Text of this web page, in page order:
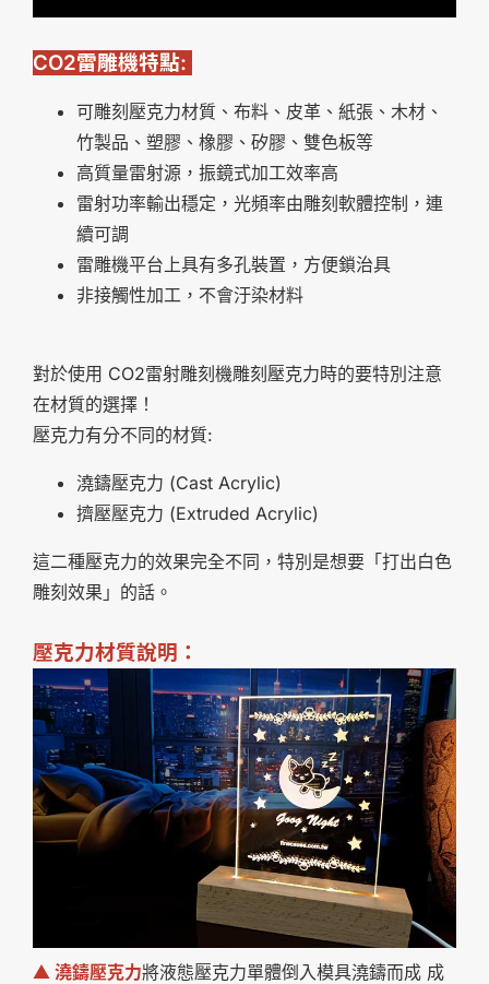
CO2雷雕機特點:
可雕刻壓克力材質、布料、皮革、紙張、木材、
竹製品、塑膠、橡膠、矽膠、雙色板等
高質量雷射源，振鏡式加工效率高
雷射功率輸出穩定，光頻率由雕刻軟體控制，連
續可調
雷雕機平台上具有多孔裝置，方便鎖治具
非接觸性加工，不會汙染材料
對於使用 CO2雷射雕刻機雕刻壓克力時的要特別注意
在材質的選擇！
壓克力有分不同的材質:
澆鑄壓克力 (Cast Acrylic)
擠壓壓克力 (Extruded Acrylic)
這二種壓克力的效果完全不同，特別是想要「打出白色
雕刻效果」的話。
壓克力材質說明：
▲ 澆鑄壓克力將液態壓克力單體倒入模具澆鑄而成 成